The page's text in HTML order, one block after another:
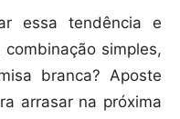
essa tendência e
simples,
branca? Aposte
arrasar na próxima